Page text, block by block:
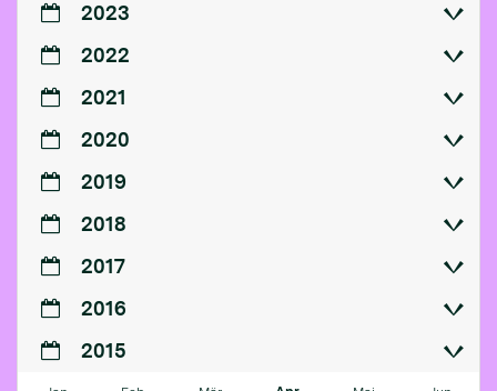
2023
2022
2021
2020
2019
2018
2017
2016
2015